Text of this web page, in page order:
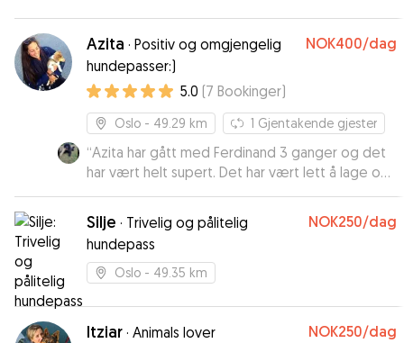
Azita · Positiv og omgjengelig
hundepasser:)
NOK400/dag
5.0 (7 Bookinger)
Oslo - 49.29 km 1 Gjentakende gjester
“Azita har gått med Ferdinand 3 ganger og det
har vært helt supert. Det har vært lett å lage og
holde avtalene med henne og Ferdinand blir
kjempeglad for å se henne! Super hundepasser
som man kan stole på😀”
Silje · Trivelig og pålitelig
hundepass
NOK250/dag
Oslo - 49.35 km
Itziar · Animals lover NOK250/dag